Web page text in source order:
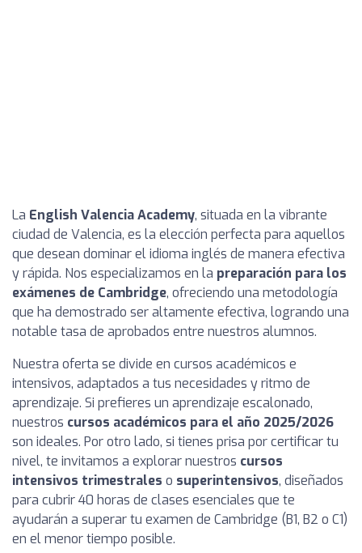
La English Valencia Academy, situada en la vibrante
ciudad de Valencia, es la elección perfecta para aquellos
que desean dominar el idioma inglés de manera efectiva
y rápida. Nos especializamos en la preparación para los
exámenes de Cambridge, ofreciendo una metodología
que ha demostrado ser altamente efectiva, logrando una
notable tasa de aprobados entre nuestros alumnos.
Nuestra oferta se divide en cursos académicos e
intensivos, adaptados a tus necesidades y ritmo de
aprendizaje. Si prefieres un aprendizaje escalonado,
nuestros cursos académicos para el año 2025/2026
son ideales. Por otro lado, si tienes prisa por certificar tu
nivel, te invitamos a explorar nuestros cursos
intensivos trimestrales o superintensivos, diseñados
para cubrir 40 horas de clases esenciales que te
ayudarán a superar tu examen de Cambridge (B1, B2 o C1)
en el menor tiempo posible.